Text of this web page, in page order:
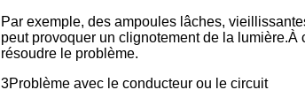
Par exemple, des ampoules lâches,
peut provoquer un clignotement de la
résoudre le problème.
3Problème avec le conducteur ou le circuit